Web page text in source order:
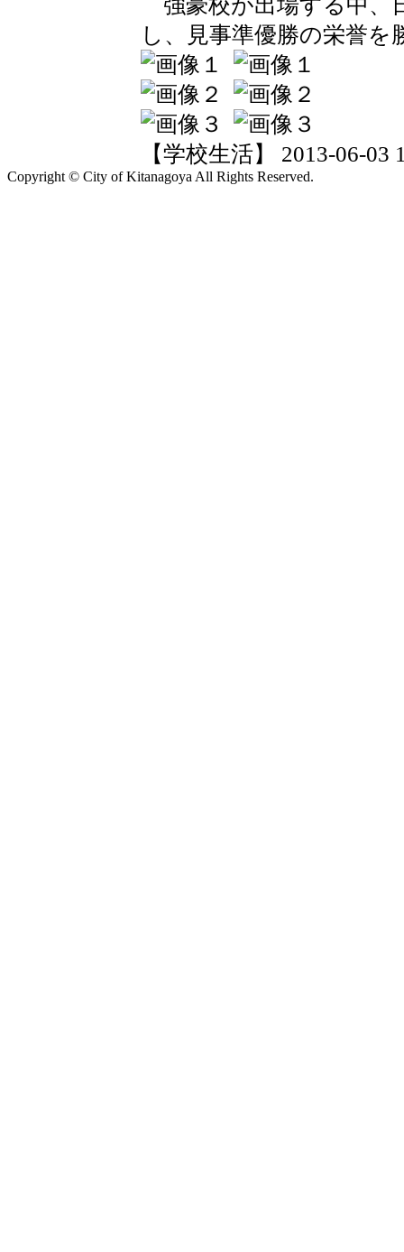
し、見事準優勝の栄誉を
【学校生活】 2013-06-03
Copyright © City of Kitanagoya All Rights Reserved.